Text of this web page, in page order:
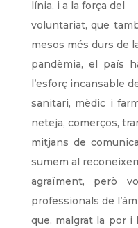
línia, i a la força del
voluntariat, que
mesos més durs de
pandèmia, el país
l’esforç incansable
sanitari, mèdic i
neteja, comerços,
mitjans de
sumem al
agraïment, però
professionals de
que, malgrat la por